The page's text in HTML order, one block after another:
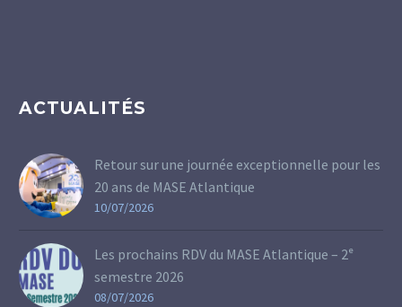
ACTUALITÉS
Retour sur une journée exceptionnelle pour les
20 ans de MASE Atlantique
10/07/2026
Les prochains RDV du MASE Atlantique – 2ᵉ
semestre 2026
08/07/2026